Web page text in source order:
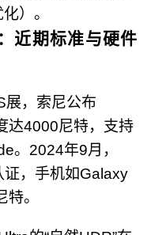
）。
近期标准与硬件
展，索尼公布
达4000尼特，支持
。2024年9月，
，手机如Galaxy
。